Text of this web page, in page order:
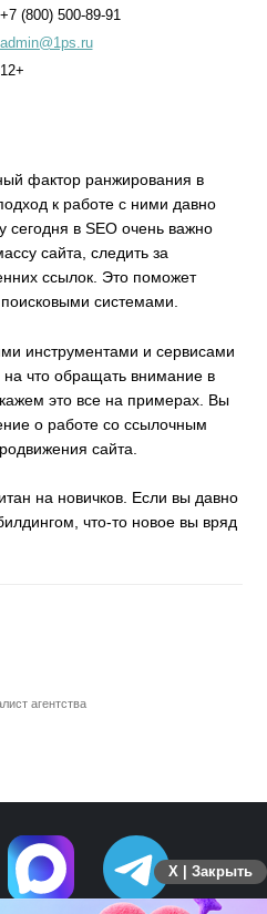
+7 (800) 500-89-91
admin@1ps.ru
12+
фактор ранжирования в
к работе с ними давно
в SEO очень важно
сайта, следить за
ссылок. Это поможет
системами.
инструментами и сервисами
на что обращать внимание в
это все на примерах. Вы
о работе со ссылочным
сайта.
на новичков. Если вы давно
что-то новое вы вряд
агентства
X | Закрыть